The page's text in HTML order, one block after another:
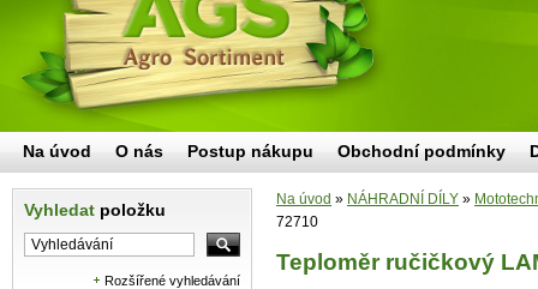
Vyhledat položku
Rozšířené vyhledávání
Na úvod » NÁHRADNÍ DÍLY »
72710
Teploměr ručičkový
Na úvod O nás Postup nákupu Obchodní podmínky